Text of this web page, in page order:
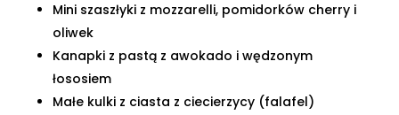
Mini szaszłyki z mozzarelli, pomidorków cherry i
oliwek
Kanapki z pastą z awokado i wędzonym
łososiem
Małe kulki z ciasta z ciecierzycy (falafel)